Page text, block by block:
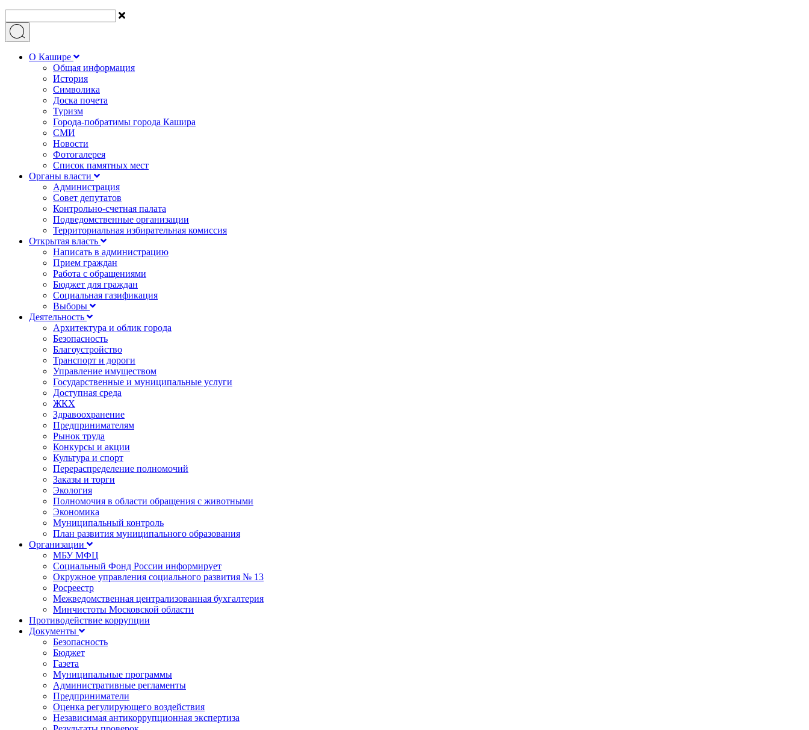
О Кашире
Общая информация
История
Символика
Доска почета
Туризм
Города-побратимы города Кашира
СМИ
Новости
Фотогалерея
Список памятных мест
Органы власти
Администрация
Совет депутатов
Контрольно-счетная палата
Подведомственные организации
Территориальная избирательная комиссия
Открытая власть
Написать в администрацию
Прием граждан
Работа с обращениями
Бюджет для граждан
Социальная газификация
Выборы
Деятельность
Архитектура и облик города
Безопасность
Благоустройство
Транспорт и дороги
Управление имуществом
Государственные и муниципальные услуги
Доступная среда
ЖКХ
Здравоохранение
Предпринимателям
Рынок труда
Конкурсы и акции
Культура и спорт
Перераспределение полномочий
Заказы и торги
Экология
Полномочия в области обращения с животными
Экономика
Муниципальный контроль
План развития муниципального образования
Организации
МБУ МФЦ
Социальный Фонд России информирует
Окружное управления социального развития № 13
Росреестр
Межведомственная централизованная бухгалтерия
Минчистоты Московской области
Противодействие коррупции
Документы
Безопасность
Бюджет
Газета
Муниципальные программы
Административные регламенты
Предприниматели
Оценка регулирующего воздействия
Независимая антикоррупционная экспертиза